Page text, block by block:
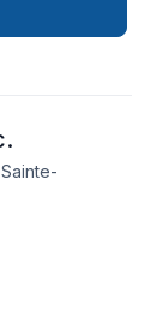
votre vision.
nous